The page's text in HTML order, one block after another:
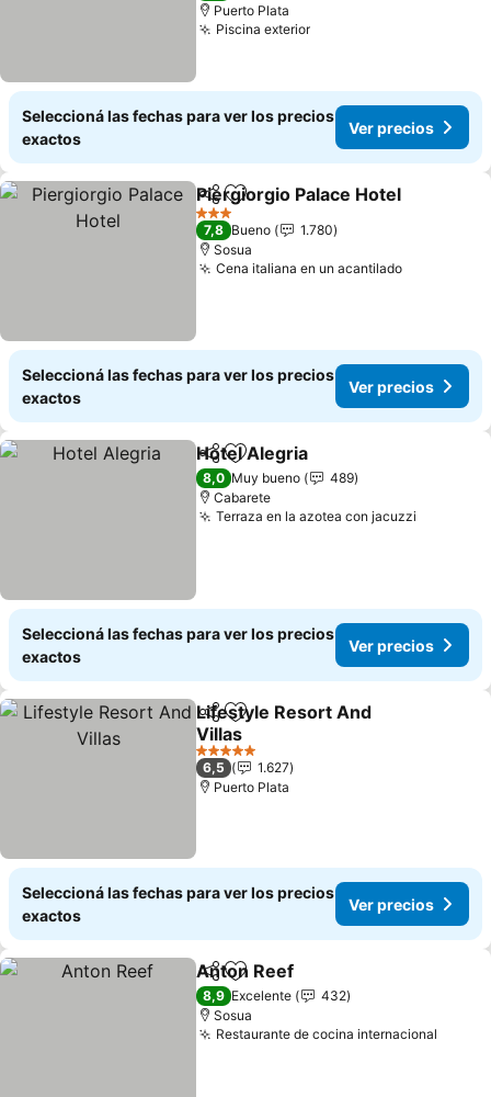
Puerto Plata
Piscina exteriorVer precios
Seleccioná las fechas para ver los precios
exactos
Ver precios
CompartirAñadir a favoritos
Piergiorgio Palace Hotel
3 Estrellas
7,8 Bueno
1.780
Sosua
Cena italiana en un acantiladoVer
Seleccioná las fechas para ver los precios
exactos
Ver precios
CompartirAñadir a favoritos
Hotel Alegria
8,0 Muy bueno
489
Cabarete
Terraza en la azotea con jacuzzi
Seleccioná las fechas para ver los precios
exactos
Ver precios
CompartirAñadir a favoritos
Lifestyle Resort And
Villas
Ver precios
5 Estrellas
6,5
1.627
Puerto Plata
Seleccioná las fechas para ver los precios
exactos
Ver precios
CompartirAñadir a favoritos
Anton Reef
8,9 Excelente
432
Sosua
Restaurante de cocina internacional